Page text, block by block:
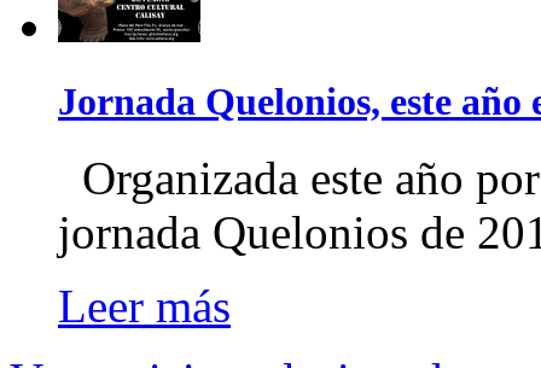
Jornada Quelonios, este
Organizada este año
jornada Quelonios de
Leer más